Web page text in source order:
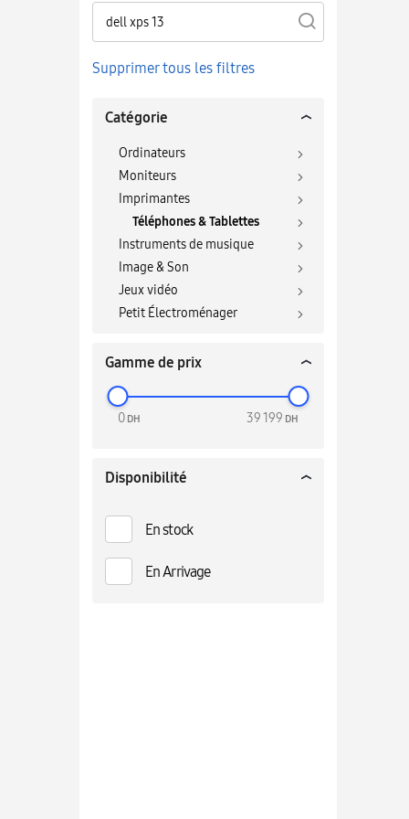
Supprimer tous les filtres
Catégorie
Ordinateurs
Moniteurs
Imprimantes
Téléphones & Tablettes
Instruments de musique
Image & Son
Jeux vidéo
Petit Électroménager
Gamme de prix
0 DH 39 199 DH
Disponibilité
En stock
En Arrivage